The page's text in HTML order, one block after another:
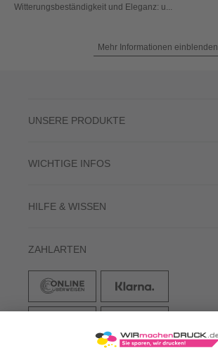
Witterungsbeständigkeit und Eleganz: u...
Mehr Informationen einblenden
UNSERE PRODUKTE
WICHTIGE INFOS
HILFE & WISSEN
ZAHLARTEN